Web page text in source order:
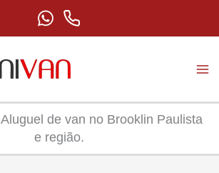
Aluguel de van no Brooklin Paulista
e região.